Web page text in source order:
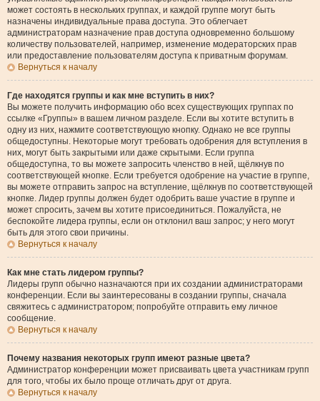
может состоять в нескольких группах, и каждой группе могут быть
назначены индивидуальные права доступа. Это облегчает
администраторам назначение прав доступа одновременно большому
количеству пользователей, например, изменение модераторских прав
или предоставление пользователям доступа к приватным форумам.
Вернуться к началу
Где находятся группы и как мне вступить в них?
Вы можете получить информацию обо всех существующих группах по
ссылке «Группы» в вашем личном разделе. Если вы хотите вступить в
одну из них, нажмите соответствующую кнопку. Однако не все группы
общедоступны. Некоторые могут требовать одобрения для вступления в
них, могут быть закрытыми или даже скрытыми. Если группа
общедоступна, то вы можете запросить членство в ней, щёлкнув по
соответствующей кнопке. Если требуется одобрение на участие в группе,
вы можете отправить запрос на вступление, щёлкнув по соответствующей
кнопке. Лидер группы должен будет одобрить ваше участие в группе и
может спросить, зачем вы хотите присоединиться. Пожалуйста, не
беспокойте лидера группы, если он отклонил ваш запрос; у него могут
быть для этого свои причины.
Вернуться к началу
Как мне стать лидером группы?
Лидеры групп обычно назначаются при их создании администраторами
конференции. Если вы заинтересованы в создании группы, сначала
свяжитесь с администратором; попробуйте отправить ему личное
сообщение.
Вернуться к началу
Почему названия некоторых групп имеют разные цвета?
Администратор конференции может присваивать цвета участникам групп
для того, чтобы их было проще отличать друг от друга.
Вернуться к началу